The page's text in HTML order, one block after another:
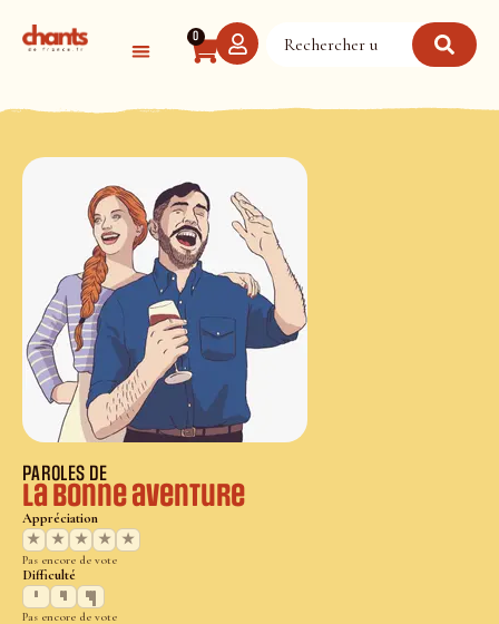
0
PAROLES DE
La bonne aventure
Appréciation
★
★ ★ ★ ★
Pas encore de vote
Difficulté
Pas encore de vote